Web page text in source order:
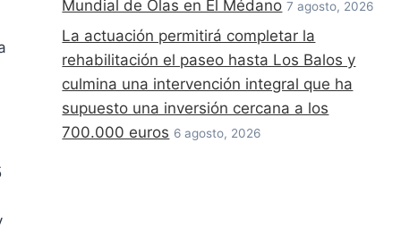
Mundial de Olas en El Médano 7 agosto, 2026
La actuación permitirá completar la
rehabilitación el paseo hasta Los Balos y
culmina una intervención integral que ha
supuesto una inversión cercana a los
700.000 euros 6 agosto, 2026